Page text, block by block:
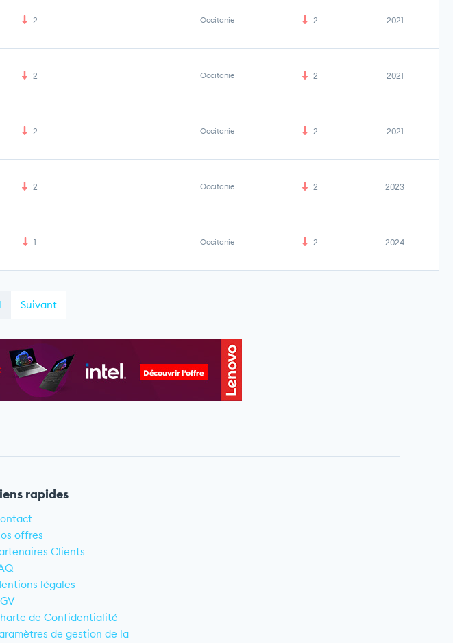
2 Occitanie 2 2021
2 Occitanie 2 2021
2 Occitanie 2 2021
2 Occitanie 2 2023
1 Occitanie 2 2024
Suivant
rapides
offres
Clients
légales
de Confidentialité
de gestion de la